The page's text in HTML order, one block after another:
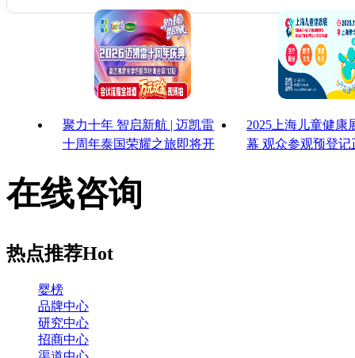
聚力十年 智启新航 | 迈凯雷
十周年泰国荣耀之旅即将开
2025上海儿童健康
幕 观众参观预登记
在线咨询
热点推荐Hot
婴榜
品牌中心
研究中心
招商中心